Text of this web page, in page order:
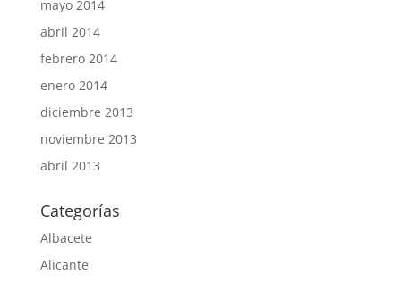
mayo 2014
abril 2014
febrero 2014
enero 2014
diciembre 2013
noviembre 2013
abril 2013
Categorías
Albacete
Alicante